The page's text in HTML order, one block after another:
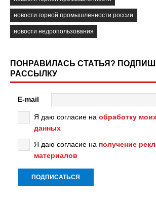
новости горной промышленности россии
новости недропользования
ПОНРАВИЛАСЬ СТАТЬЯ?
РАССЫЛКУ
E-mail
Я даю согласие на обработку
данных
Я даю согласие на получение
материалов